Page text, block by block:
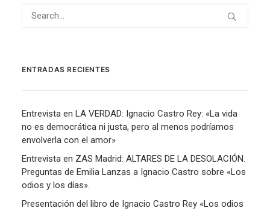
ENTRADAS RECIENTES
Entrevista en LA VERDAD: Ignacio Castro Rey: «La vida
no es democrática ni justa, pero al menos podríamos
envolverla con el amor»
Entrevista en ZAS Madrid: ALTARES DE LA DESOLACIÓN.
Preguntas de Emilia Lanzas a Ignacio Castro sobre «Los
odios y los días».
Presentación del libro de Ignacio Castro Rey «Los odios